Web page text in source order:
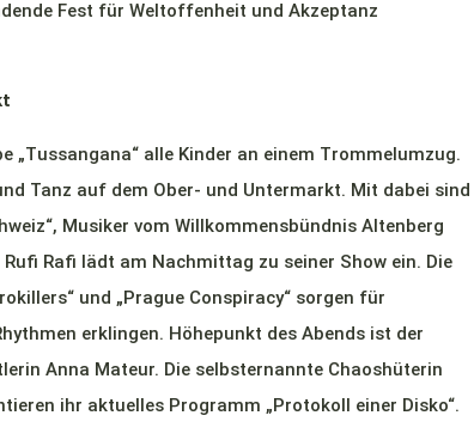
Fest für Weltoffenheit und Akzeptanz
alle Kinder an einem Trommelumzug.
Tanz auf dem Ober- und Untermarkt. Mit dabei sind
Musiker vom Willkommensbündnis Altenberg
Rafi lädt am Nachmittag zu seiner Show ein. Die
und „Prague Conspiracy“ sorgen für
erklingen. Höhepunkt des Abends ist der
Anna Mateur. Die selbsternannte Chaoshüterin
ihr aktuelles Programm „Protokoll einer Disko“.